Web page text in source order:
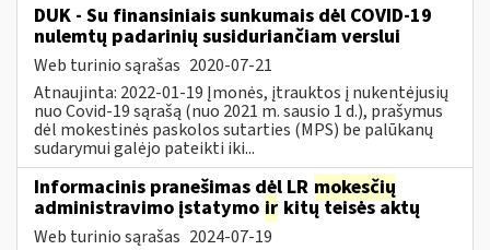
DUK - Su finansiniais sunkumais dėl COVID-19
nulemtų padarinių susiduriančiam verslui
Web turinio sąrašas 2020-07-21
Atnaujinta: 2022-01-19 Įmonės, įtrauktos į nukentėjusių
nuo Covid-19 sąrašą (nuo 2021 m. sausio 1 d.), prašymus
dėl mokestinės paskolos sutarties (MPS) be palūkanų
sudarymui galėjo pateikti iki...
Informacinis pranešimas dėl LR mokesčių
administravimo įstatymo ir kitų teisės aktų
Web turinio sąrašas 2024-07-19